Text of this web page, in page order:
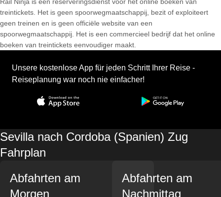
treintickets. Het is geen spoorwegmaatschappij, bezit of exploiteert
geen treinen en is geen officiële website van een
spoorwegmaatschappij. Het is een commercieel bedrijf dat het online
boeken van treintickets eenvoudiger maakt.
Unsere kostenlose App für jeden Schritt Ihrer Reise -
Reiseplanung war noch nie einfacher!
Sevilla nach Cordoba (Spanien) Zug
Fahrplan
Abfahrten am
Morgen
Abfahrten am
Nachmittag